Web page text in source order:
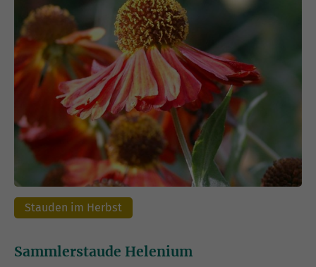
Stauden im Herbst
Sammlerstaude Helenium